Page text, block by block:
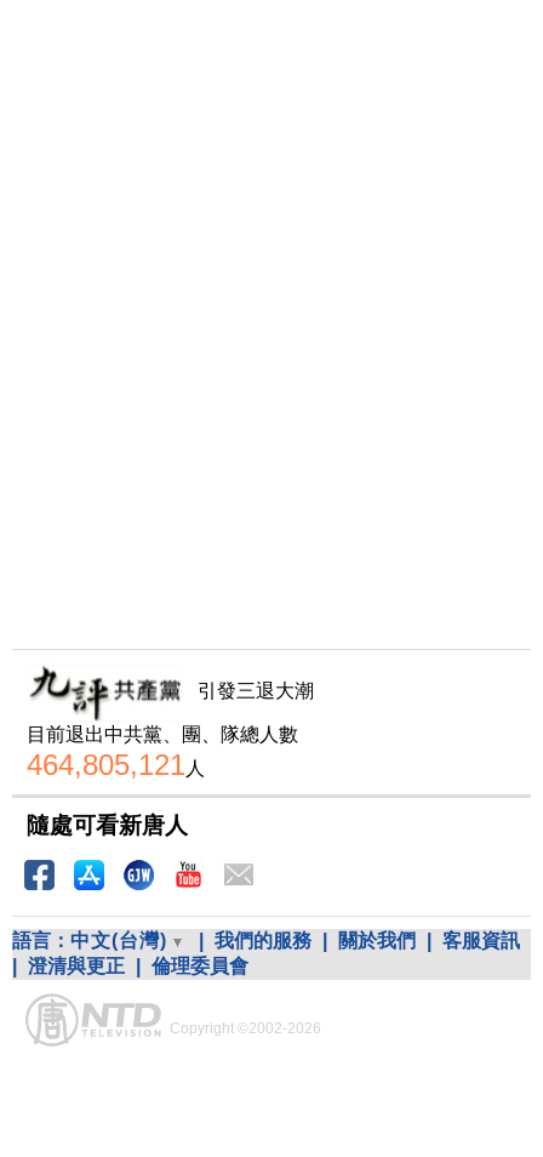
引發三退大潮
目前退出中共黨、團、隊總人數
464,805,121人
隨處可看新唐人
語言： 中文(台灣) 我們的服務 關於我們
客服資訊
澄清與更正 倫理委員會
Copyright ©2002-2026